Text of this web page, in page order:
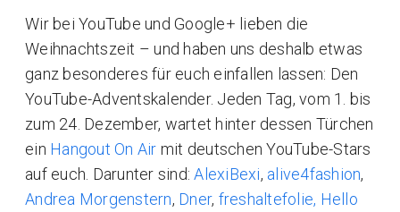
Wir bei YouTube und Google+ lieben die
Weihnachtszeit – und haben uns deshalb etwas
ganz besonderes für euch einfallen lassen: Den
YouTube-Adventskalender. Jeden Tag, vom 1. bis
zum 24. Dezember, wartet hinter dessen Türchen
ein Hangout On Air mit deutschen YouTube-Stars
auf euch. Darunter sind:AlexiBexi, alive4fashion,
Andrea Morgenstern, Dner, freshaltefolie, Hello